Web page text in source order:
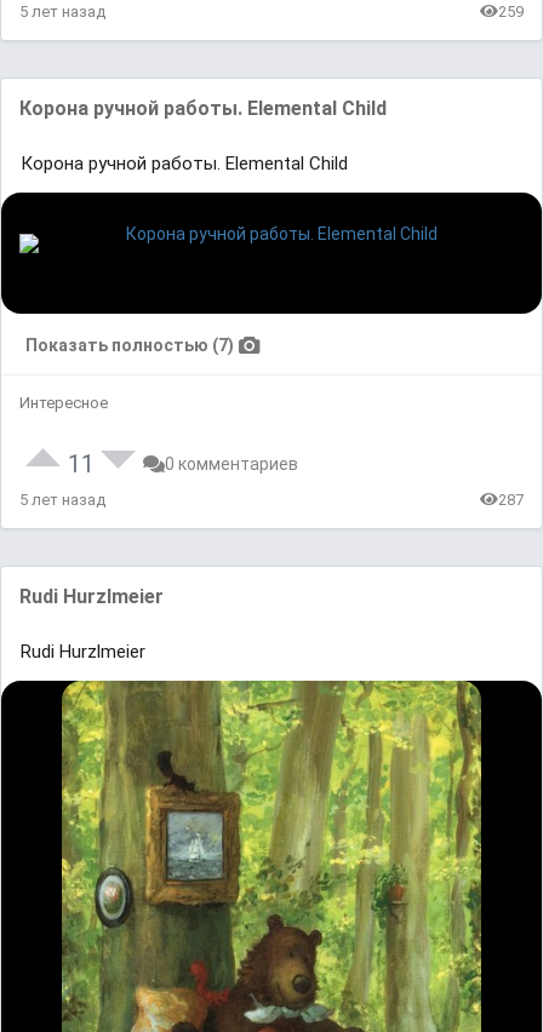
5 лет назад 259
Корона ручной работы. Elemental Child
Корона ручной работы. Elemental Child
Показать полностью (7)
Интересное
11 0 комментариев
5 лет назад 287
Rudi Hurzlmeier
Rudi Hurzlmeier